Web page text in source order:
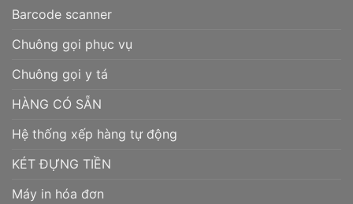
Barcode scanner
Chuông gọi phục vụ
Chuông gọi y tá
HÀNG CÓ SẴN
Hệ thống xếp hàng tự động
KÉT ĐỰNG TIỀN
Máy in hóa đơn